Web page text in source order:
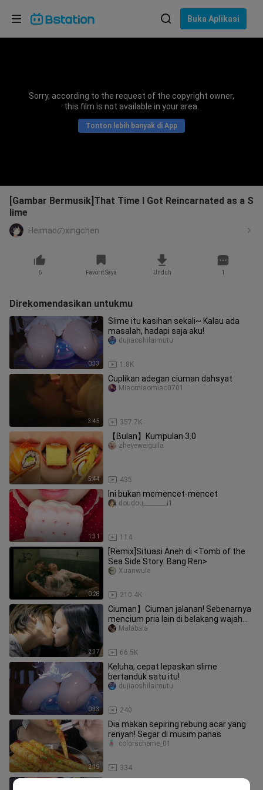
Buka Aplikasi
Sorry, according to the request of the copyright owner,
this film is not available in your area.
Tonton lebih banyak di App
[Gambar Bermusik]That Time I Got Reincarnated as a S
lime
Heimaoのxingchen
6 Favorit Saya Unduh 1
Direkomendasikan untukmu
0:33
Slime itu kasihan sekali~ Kalau ada
masalah, hadapi saja aku!
1.8K
dujiaoshilaimutu
3:45
Cuplikan adegan ciuman dahsyat
357.7K
Miaomiaomiao0701
5:44
【Bulan】Kumpulan 3.0
435
zheyeweiguila
1:31
Ini bukan memencet-mencet
114
doudou________i1
0:28
[Remix]Situasi Aneh di <Tomb of the
Sea Side Story: Bang Ren>
210.4K
Xuanwule
2:37
Ciuman】Ciuman jalanan! Sebenarnya
mencium pria lain di belakang wajah
pacarnya
66.5K
Malabala
0:33
Keluha, cepat lepaskan slime
bertanduk satu itu!
240
dujiaoshilaimutu
2:19
Dia makan sepiring rebung acar yang
renyah! Segar di musim panas
334
colorscheme_01
Xiaomeimei pengendali suara | Salad
Pilih bahasa
Bahasa Indonesia